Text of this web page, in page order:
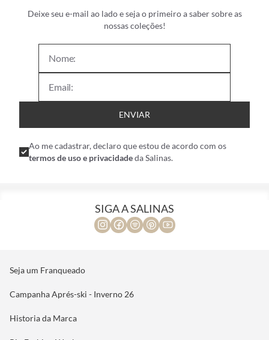
Deixe seu e-mail ao lado e seja o primeiro a saber sobre as
nossas coleções!
ENVIAR
Ao me cadastrar, declaro que estou de acordo com os
termos de uso e privacidadeda Salinas.
SIGA A SALINAS
Seja um Franqueado
Campanha Aprés-ski - Inverno 26
Historia da Marca